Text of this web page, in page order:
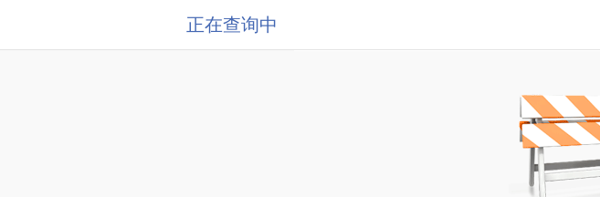
正在查询中